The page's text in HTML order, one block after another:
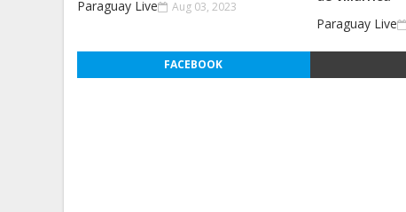
Paraguay Live Aug 03, 2023
Paraguay Live
FACEBOOK